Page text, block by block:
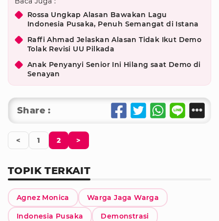
Rossa Ungkap Alasan Bawakan Lagu
Indonesia Pusaka, Penuh Semangat di Istana
Raffi Ahmad Jelaskan Alasan Tidak Ikut Demo
Tolak Revisi UU Pilkada
Anak Penyanyi Senior Ini Hilang saat Demo di
Senayan
Share :
< 1 2 >
TOPIK TERKAIT
Agnez Monica Warga Jaga Warga
Indonesia Pusaka Demonstrasi